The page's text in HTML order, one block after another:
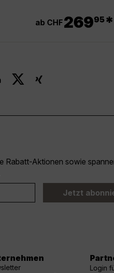
ab CHF26995 *
Rabatt-Aktionen sowie
Jetzt
Login